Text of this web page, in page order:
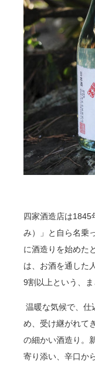
四家酒造店は1845
み）」と自ら名乗
に酒造りを始めた
は、お酒を通した
9割以上という、
温暖な気候で、仕
め、受け継がれて
の細かい酒造り。
寄り添い、辛口か